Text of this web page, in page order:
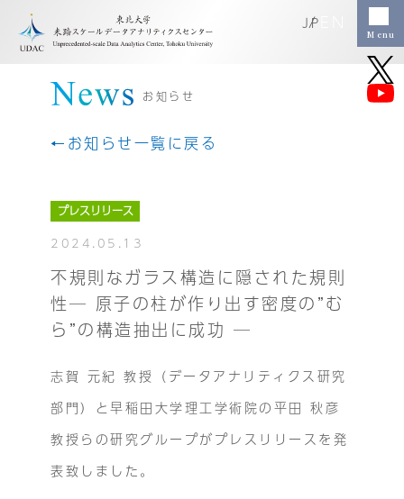
JP
お知らせ
←お知らせ一覧に戻る
プレスリリース
2024.05.13
不規則なガラス構造に隠された規則
性─ 原子の柱が作り出す密度の”む
ら”の構造抽出に成功 ─
志賀 元紀 教授（データアナリティクス研究
部門）と早稲田大学理工学術院の平田 秋彦
教授らの研究グループがプレスリリースを発
表致しました。